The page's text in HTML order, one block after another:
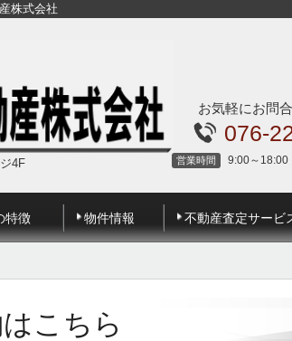
株式会社
4F
お気軽にお問
076-
営業時間 9:00～18:00
特徴 物件情報 不動産査定サービ
こちら